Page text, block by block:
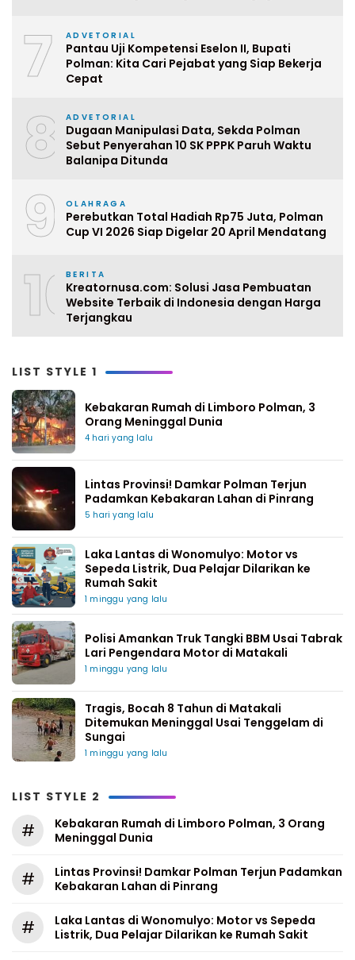
7 ADVETORIAL
Pantau Uji Kompetensi Eselon II, Bupati
Polman: Kita Cari Pejabat yang Siap Bekerja
Cepat
8 ADVETORIAL
Dugaan Manipulasi Data, Sekda Polman
Sebut Penyerahan 10 SK PPPK Paruh Waktu
Balanipa Ditunda
9 OLAHRAGA
Perebutkan Total Hadiah Rp75 Juta, Polman
Cup VI 2026 Siap Digelar 20 April Mendatang
10BERITA
Kreatornusa.com: Solusi Jasa Pembuatan
Website Terbaik di Indonesia dengan Harga
Terjangkau
LIST STYLE 1
Kebakaran Rumah di Limboro Polman, 3
Orang Meninggal Dunia
4 hari yang lalu
Lintas Provinsi! Damkar Polman Terjun
Padamkan Kebakaran Lahan di Pinrang
5 hari yang lalu
Laka Lantas di Wonomulyo: Motor vs
Sepeda Listrik, Dua Pelajar Dilarikan ke
Rumah Sakit
1 minggu yang lalu
Polisi Amankan Truk Tangki BBM Usai Tabrak
Lari Pengendara Motor di Matakali
1 minggu yang lalu
Tragis, Bocah 8 Tahun di Matakali
Ditemukan Meninggal Usai Tenggelam di
Sungai
1 minggu yang lalu
LIST STYLE 2
#
Kebakaran Rumah di Limboro Polman, 3 Orang
Meninggal Dunia
#
Lintas Provinsi! Damkar Polman Terjun Padamkan
Kebakaran Lahan di Pinrang
#
Laka Lantas di Wonomulyo: Motor vs Sepeda
Listrik, Dua Pelajar Dilarikan ke Rumah Sakit